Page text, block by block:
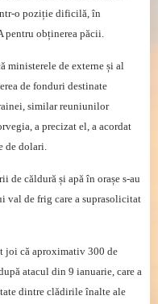
o poziție dificilă, în
obținerea păcii.
ministerele de externe și al
de fonduri destinate
similar reuniunilor
a precizat el, a acordat
de dolari.
de căldură și apă în orașe s-au
val de frig care a suprasolicitat
că aproximativ 300 de
atacul din 9 ianuarie, care a
dintre clădirile înalte ale